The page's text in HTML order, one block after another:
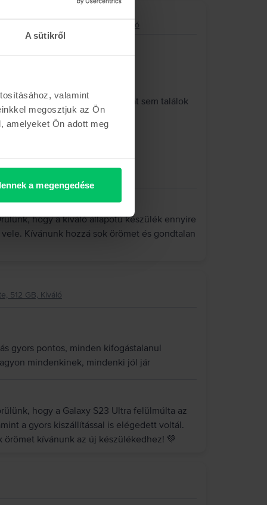
A sütikről
valamint
megosztjuk az Ön
amelyeket Ön adott meg
a megengedése
core GPU, Starlight, 256 GB, Kiváló
meg, és tökéletes. Egy hibát sem találok
hogy a kiváló állapotú készülék ennyire
Kívánunk hozzá sok örömet és gondtalan
512 GB, Kiváló
gyors pontos, minden kifogástalanul
mindenkinek, mindenki jól jár
hogy a Galaxy S23 Ultra felülmúlta az
a gyors kiszállítással is elégedett voltál.
örömet kívánunk az új készülékedhez! 💚